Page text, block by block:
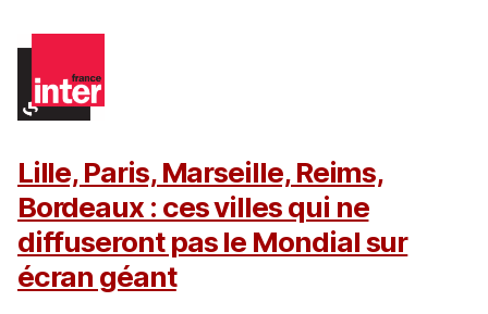
Lille, Paris, Marseille, Reims,
Bordeaux : ces villes qui ne
diffuseront pas le Mondial sur
écran géant